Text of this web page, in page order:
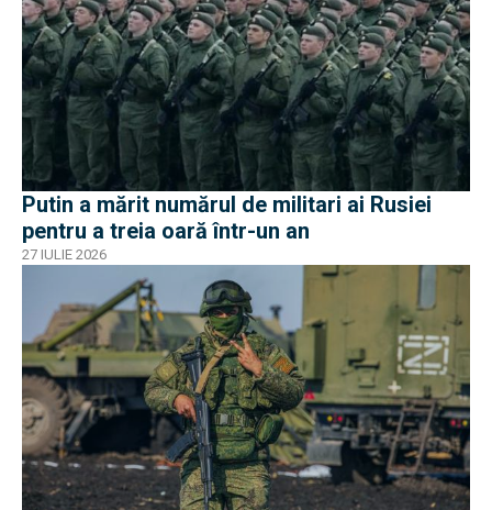
Putin a mărit numărul de militari ai Rusiei
pentru a treia oară într-un an
27 IULIE 2026